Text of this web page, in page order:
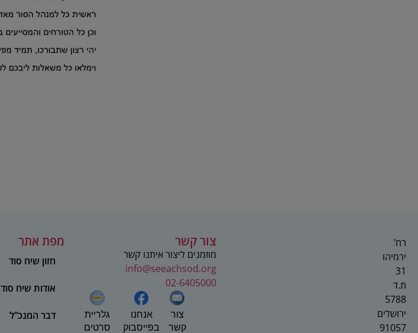
רח’
ירמיהו
31
ת.ד
5788
ירושלים
91057
צור קשר
מוזמנים ליצור איתנו קשר
info@seeachsod.org
02-6405000
גלריית
סרטים
אנחנו
בפייסבוק
צור
קשר
מפת אתר
חזון שיח סוד
אודות שיח סוד
דבר המנכ”ל